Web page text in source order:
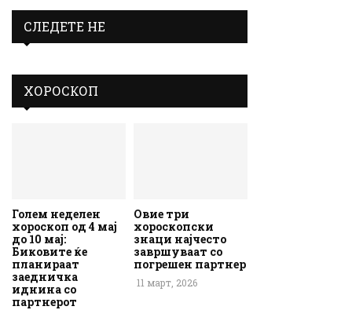
СЛЕДЕТЕ НЕ
ХОРОСКОП
Голем неделен
хороскоп од 4 мај
до 10 мај:
Биковите ќе
планираат
заедничка
иднина со
партнерот
Овие три
хороскопски
знаци најчесто
завршуваат со
погрешен партнер
11 март, 2026